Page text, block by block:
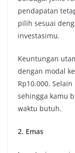
pendapatan
pilih sesuai
investasimu.
Keuntungan
dengan modal
Rp10.000.
sehingga kamu
waktu butuh.
2. Emas